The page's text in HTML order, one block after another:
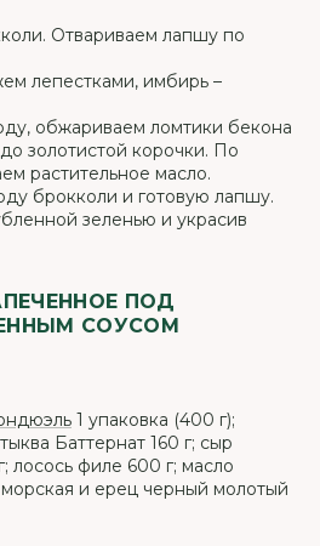
Отвариваем лапшу по
лепестками, имбирь –
обжариваем ломтики бекона
золотистой корочки. По
растительное масло.
брокколи и готовую лапшу.
зеленью и украсив
ПОД
СОУСОМ
1 упаковка (400 г);
Баттернат 160 г; сыр
лосось филе 600 г; масло
морская и ерец черный молотый